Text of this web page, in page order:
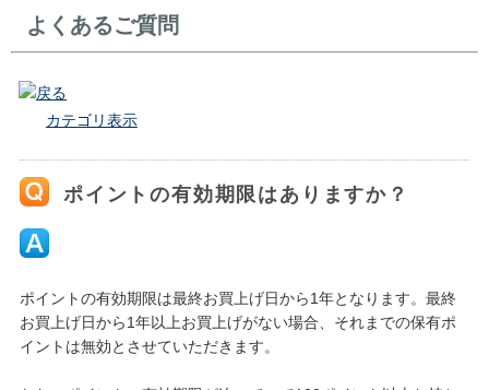
よくあるご質問
戻る
カテゴリ表示
ポイントの有効期限はありますか？
ポイントの有効期限は最終お買上げ日から1年となります。最終
お買上げ日から1年以上お買上げがない場合、それまでの保有ポ
イントは無効とさせていただきます。